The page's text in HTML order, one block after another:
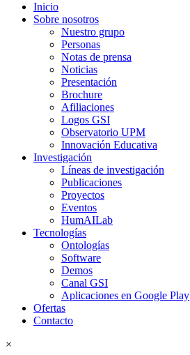
Inicio
Sobre nosotros
Nuestro grupo
Personas
Notas de prensa
Noticias
Presentación
Brochure
Afiliaciones
Logos GSI
Observatorio UPM
Innovación Educativa
Investigación
Líneas de investigación
Publicaciones
Proyectos
Eventos
HumAILab
Tecnologías
Ontologías
Software
Demos
Canal GSI
Aplicaciones en Google Play
Ofertas
Contacto
×